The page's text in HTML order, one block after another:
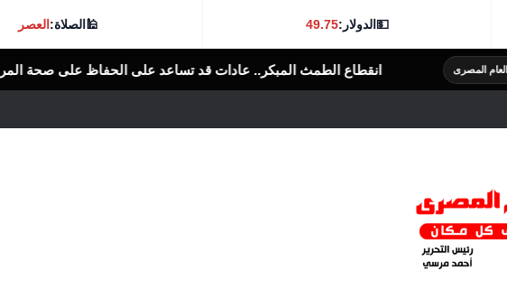
💵الدولار:49.75
🕌الصلاة:العصر
الطمث المبكر.. عادات قد تساعد على الحفاظ على صحة المرأة الرأى العام المصرى